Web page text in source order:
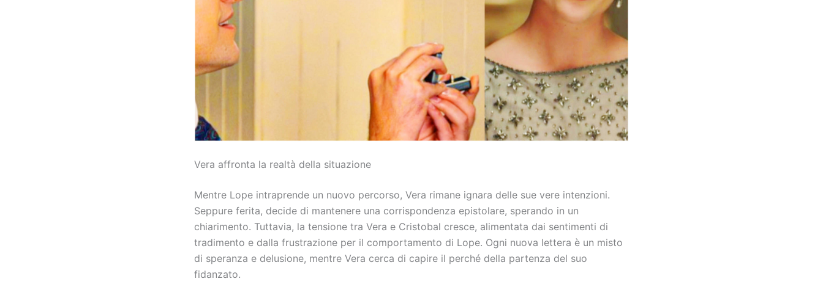
Vera affronta la realtà della situazione
Mentre Lope intraprende un nuovo percorso, Vera rimane ignara delle sue vere intenzioni.
Seppure ferita, decide di mantenere una corrispondenza epistolare, sperando in un
chiarimento. Tuttavia, la tensione tra Vera e Cristobal cresce, alimentata dai sentimenti di
tradimento e dalla frustrazione per il comportamento di Lope. Ogni nuova lettera è un misto
di speranza e delusione, mentre Vera cerca di capire il perché della partenza del suo
fidanzato.